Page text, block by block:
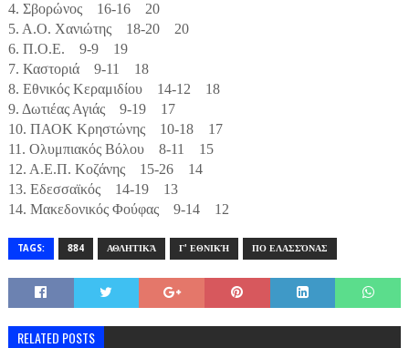
4. Σβορώνος 16-16 20
5. Α.Ο. Χανιώτης 18-20 20
6. Π.Ο.Ε. 9-9 19
7. Καστοριά 9-11 18
8. Εθνικός Κεραμιδίου 14-12 18
9. Δωτιέας Αγιάς 9-19 17
10. ΠΑΟΚ Κρηστώνης 10-18 17
11. Ολυμπιακός Βόλου 8-11 15
12. Α.Ε.Π. Κοζάνης 15-26 14
13. Εδεσσαϊκός 14-19 13
14. Μακεδονικός Φούφας 9-14 12
TAGS: 884 ΑΘΛΗΤΙΚΆ Γ' ΕΘΝΙΚΉ ΠΟ ΕΛΑΣΣΌΝΑΣ
RELATED POSTS